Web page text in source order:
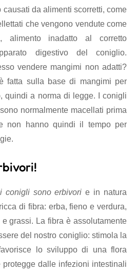
da alimenti scorretti, come
che vengono vendute come
alimento inadatto al corretto
digestivo del coniglio.
vendere mangimi non adatti?
fatta sulla base di mangimi per
quindi a norma di legge. I conigli
normalmente macellati prima
non hanno quindi il tempo per
i conigli sono erbivori e in natura
di fibra: erba, fieno e verdura,
grassi. La fibra è assolutamente
del nostro coniglio: stimola la
lo sviluppo di una flora
protegge dalle infezioni intestinali